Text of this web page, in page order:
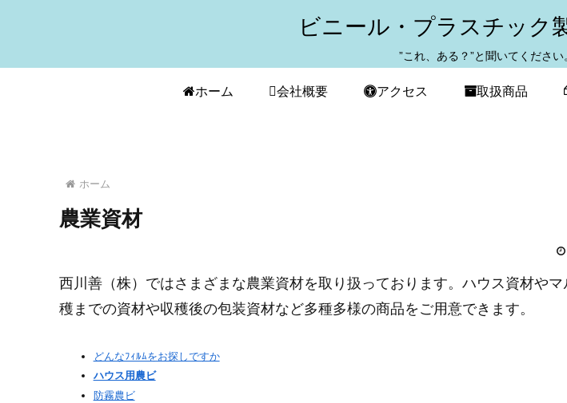
ビニール・プラスチック
”これ、ある？”と聞いてくださ
ホーム 会社概要 アクセス 取扱商品
ホーム
農業資材
西川善（株）ではさまざまな農業資材を取り扱っております。ハウス資材や
穫までの資材や収穫後の包装資材など多種多様の商品をご用意できます。
どんなﾌｨﾙﾑをお探しですか
ハウス用農ビ
防霧農ビ